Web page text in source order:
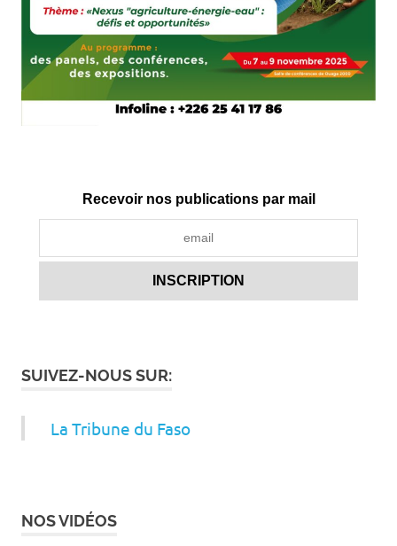
Recevoir nos publications par mail
SUIVEZ-NOUS SUR:
La Tribune du Faso
NOS VIDÉOS